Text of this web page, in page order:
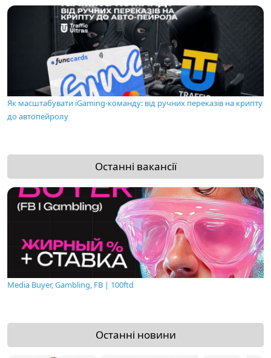
Як масштабувати iGaming-команду: від ручних переказів на крипту
до автопейролу
Останні вакансії
Media Buyer, Gambling, FB | 100ftd
Останні новини